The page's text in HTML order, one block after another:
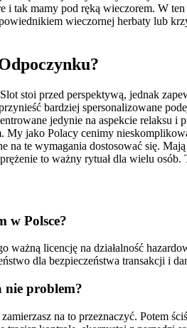
i tak mamy pod ręką wieczorem. W
wieczornej herbaty lub
stoi przed perspektywą, jednak
bardziej spersonalizowane
jedynie na aspekcie relaksu i
jako Polacy cenimy
te wymagania dostosować się.
to ważny rytuał dla wielu
w Polsce?
ważną licencję na działalność
dla bezpieczeństwa transakcji i
nie problem?
na to przeznaczyć.